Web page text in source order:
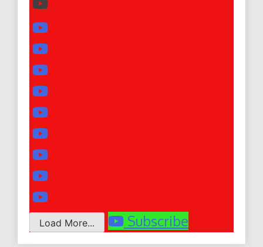
Load More... Subscribe